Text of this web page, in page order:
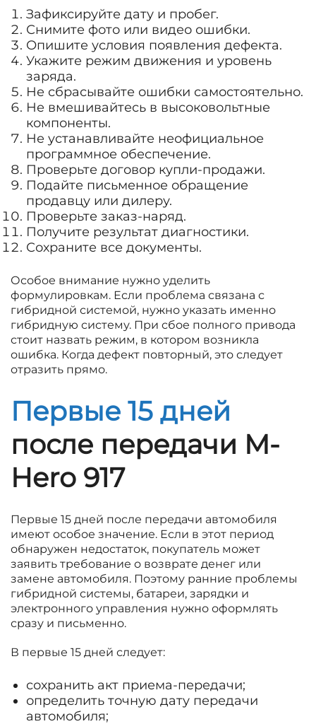
Зафиксируйте дату и пробег.
Снимите фото или видео ошибки.
Опишите условия появления дефекта.
Укажите режим движения и уровень
заряда.
Не сбрасывайте ошибки самостоятельно.
Не вмешивайтесь в высоковольтные
компоненты.
Не устанавливайте неофициальное
программное обеспечение.
Проверьте договор купли-продажи.
Подайте письменное обращение
продавцу или дилеру.
Проверьте заказ-наряд.
Получите результат диагностики.
Сохраните все документы.
Особое внимание нужно уделить
формулировкам. Если проблема связана с
гибридной системой, нужно указать именно
гибридную систему. При сбое полного привода
стоит назвать режим, в котором возникла
ошибка. Когда дефект повторный, это следует
отразить прямо.
Первые 15 дней
после передачи M-
Hero 917
Первые 15 дней после передачи автомобиля
имеют особое значение. Если в этот период
обнаружен недостаток, покупатель может
заявить требование о возврате денег или
замене автомобиля. Поэтому ранние проблемы
гибридной системы, батареи, зарядки и
электронного управления нужно оформлять
сразу и письменно.
В первые 15 дней следует:
сохранить акт приема-передачи;
определить точную дату передачи
автомобиля;